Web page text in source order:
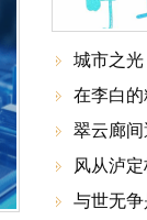
 城市之光
 在李白的
 翠云廊间
 风从泸
 与世无争